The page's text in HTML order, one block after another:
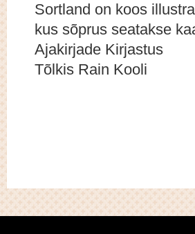
Sortland on koos
kus sõprus seatakse
Ajakirjade Kirjastus
Tõlkis Rain Kooli